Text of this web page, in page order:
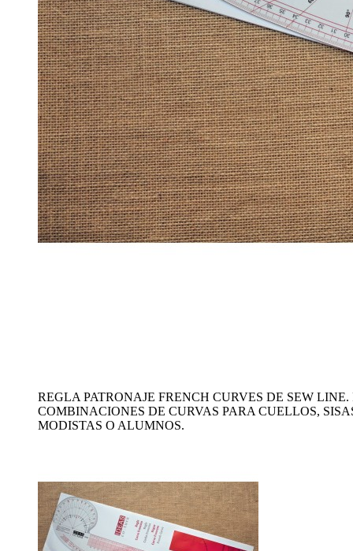
REGLA PATRONAJE FRENCH CURVES DE SEW
COMBINACIONES DE CURVAS PARA CUELLOS,
MODISTAS O ALUMNOS.